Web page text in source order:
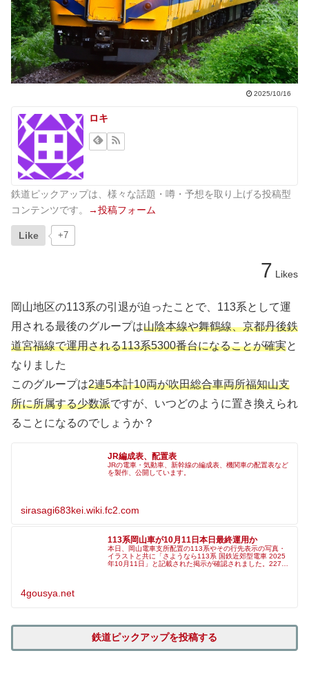
2025/10/16
ロキ
鉄道ピックアップは、様々な話題・噂・予想を取り上げる投稿型
コンテンツです。
→投稿フォーム
Like +7
7 Likes
岡山地区の113系の引退が迫ったことで、113系として運
用される最後のグループは山陰本線や舞鶴線、京都丹後鉄
道宮福線で運用される113系5300番台になることが確実と
なりました
このグループは2連5本計10両が吹田総合車両所福知山支
所に所属する少数派ですが、いつどのように置き換えられ
ることになるのでしょうか？
JR編成表、配置表
JRの電車・気動車、新幹線の編成表、機関車の配置表など
を製作、公開しています。
sirasagi683kei.wiki.fc2.com
113系岡山車が10月11日本日最終運用か
本日、岡山電車支所配置の113系やその行先表示の写真・
イラストと共に「さようなら113系 国鉄近郊型電車 2025
年10月11日」と記載された掲示が確認されました。227系
4gousya.net
鉄道ピックアップを投稿する